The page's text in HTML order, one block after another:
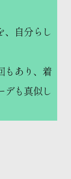
、自分らし
もあり、着
デも真似し